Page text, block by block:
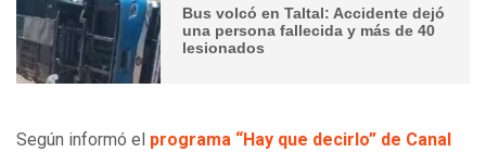
Bus volcó en Taltal: Accidente dejó
una persona fallecida y más de 40
lesionados
Según informó el programa “Hay que decirlo” de Canal